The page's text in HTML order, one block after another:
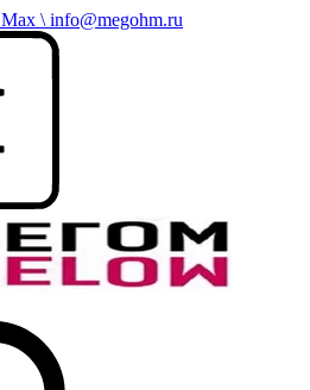
\ info@megohm.ru